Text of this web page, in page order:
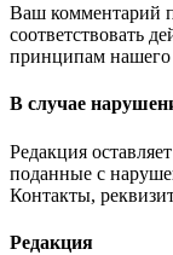
Ваш комментарий
соответствовать
принципам нашего
В случае
Редакция
поданные с
Контакты,
Редакция